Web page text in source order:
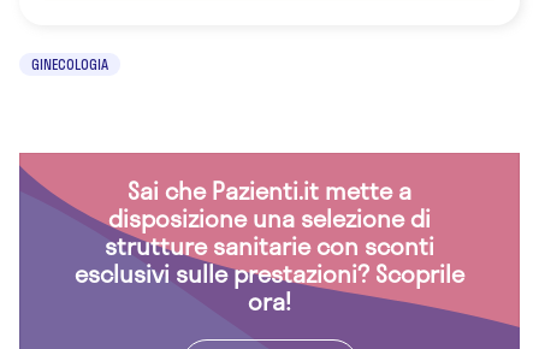
GINECOLOGIA
Sai che Pazienti.it mette a
disposizione una selezione di
strutture sanitarie con sconti
esclusivi sulle prestazioni? Scoprile
ora!